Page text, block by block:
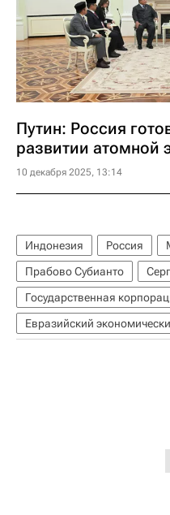
Путин: Россия
развитии атомной
10 декабря 2025, 13:14
Индонезия Россия
Прабово Субианто
Евразийский